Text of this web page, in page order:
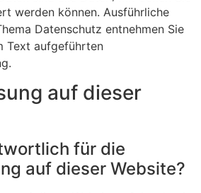
werden können. Ausführliche
Datenschutz entnehmen Sie
Text aufgeführten
auf dieser
für die
auf dieser Website?